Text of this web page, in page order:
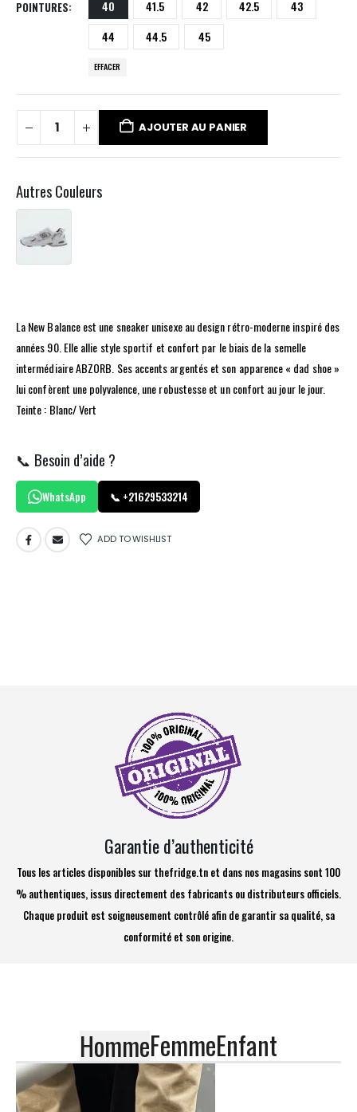
POINTURES 40 41.5 42 42.5
43
44
44.5 45
EFFACER
AJOUTER AU PANIER
Autres Couleurs
La New Balance est une sneaker unisexe au design rétro-moderne inspiré des
années 90. Elle allie style sportif et confort par le biais de la semelle
intermédiaire ABZORB. Ses accents argentés et son apparence « dad shoe »
lui confèrent une polyvalence, une robustesse et un confort au jour le jour.
Teinte : Blanc/ Vert
📞 Besoin d’aide ?
WhatsApp 📞 +21629533214
ADD TO WISHLIST
Garantie d’authenticité
Tous les articles disponibles sur thefridge.tn et dans nos magasins sont 100
% authentiques, issus directement des fabricants ou distributeurs officiels.
Chaque produit est soigneusement contrôlé afin de garantir sa qualité, sa
conformité et son origine.
HommeFemmeEnfant